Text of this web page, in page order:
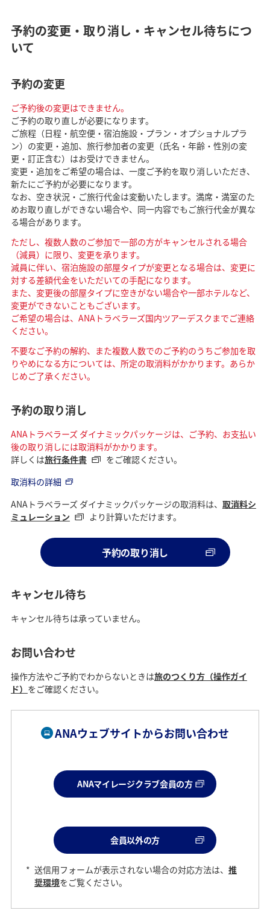
予約の変更・取り消し・キャンセル待ちにつ
いて
予約の変更
ご予約後の変更はできません。
ご予約の取り直しが必要になります。
ご旅程（日程・航空便・宿泊施設・プラン・オプショナルプラ
ン）の変更・追加、旅行参加者の変更（氏名・年齢・性別の変
更・訂正含む）はお受けできません。
変更・追加をご希望の場合は、一度ご予約を取り消しいただき、
新たにご予約が必要になります。
なお、空き状況・ご旅行代金は変動いたします。満席・満室のた
めお取り直しができない場合や、同一内容でもご旅行代金が異な
る場合があります。
ただし、複数人数のご参加で一部の方がキャンセルされる場合
（減員）に限り、変更を承ります。
減員に伴い、宿泊施設の部屋タイプが変更となる場合は、変更に
対する差額代金をいただいての手配になります。
また、変更後の部屋タイプに空きがない場合や一部ホテルなど、
変更ができないこともございます。
ご希望の場合は、ANAトラベラーズ国内ツアーデスクまでご連絡
ください。
不要なご予約の解約、また複数人数でのご予約のうちご参加を取
りやめになる方については、所定の取消料がかかります。あらか
じめご了承ください。
予約の取り消し
ANAトラベラーズ ダイナミックパッケージは、ご予約、お支払い
後の取り消しには取消料がかかります。
詳しくは旅行条件書
をご確認ください。
取消料の詳細
ANAトラベラーズ ダイナミックパッケージの取消料は、 取消料シ
ミュレーション
より計算いただけます。
予約の取り消し
キャンセル待ち
キャンセル待ちは承っていません。
お問い合わせ
操作方法やご予約でわからないときは旅のつくり方（操作ガイ
ド） をご確認ください。
ANAウェブサイトからお問い合わせ
ANAマイレージクラブ会員の方
会員以外の方
* 送信用フォームが表示されない場合の対応方法は、 推
奨環境をご覧ください。